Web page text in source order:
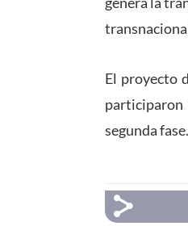
El proyecto
participaron
segunda fase.